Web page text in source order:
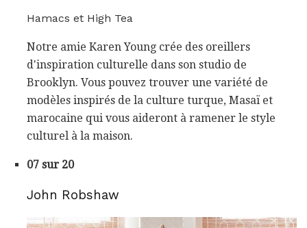
Hamacs et High Tea
Notre amie Karen Young crée des oreillers
d'inspiration culturelle dans son studio de
Brooklyn. Vous pouvez trouver une variété de
modèles inspirés de la culture turque, Masaï et
marocaine qui vous aideront à ramener le style
culturel à la maison.
07 sur 20
John Robshaw